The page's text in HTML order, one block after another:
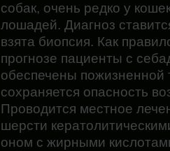
собак, очень редко у
лошадей. Диагноз
взята биопсия. Как
прогнозе пациенты с
обеспечены пожизненной
сохраняется опасность
Проводится местное
шерсти
оном с жирными